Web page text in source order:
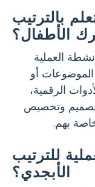
بالترتيب
الأطفال؟
العملية
الموضوعات أو
الرقمية،
تصميم وتخصيص
بهم.
للترتيب
الأبجدي؟